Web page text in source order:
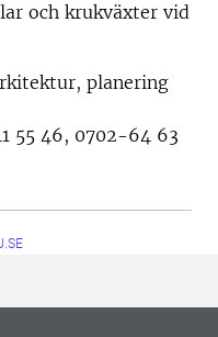
och krukväxter vid
planering
55 46, 0702-64 63